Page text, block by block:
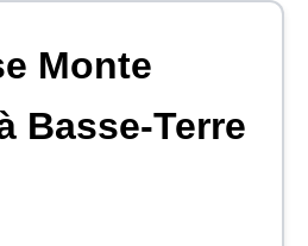
Monte
Basse-Terre